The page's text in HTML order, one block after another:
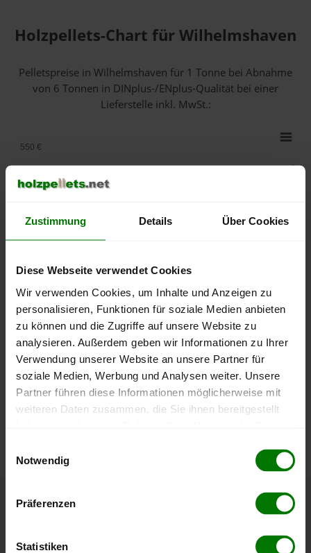
Zustimmung Details Über Cookies
Diese Webseite verwendet Cookies
Wir verwenden Cookies, um Inhalte und Anzeigen zu
personalisieren, Funktionen für soziale Medien anbieten
zu können und die Zugriffe auf unsere Website zu
analysieren. Außerdem geben wir Informationen zu Ihrer
Verwendung unserer Website an unsere Partner für
soziale Medien, Werbung und Analysen weiter. Unsere
Partner führen diese Informationen möglicherweise mit
weiteren Daten zusammen, die Sie ihnen bereitgestellt
Notwendig
Präferenzen
Statistiken
Holzpellets-Chart für Wilhelmshaven
Pelletspreise in Wilhelmshaven für 1 Tonne bei Abnahme
von 6 Tonnen in DINplus-/ENplus-Qualität bei einer
Lieferstelle inkl. MwSt.:
lose Ware Sackware
September
2025
Januar
2026
Mai
2026
250 €
300 €
350 €
400 €
500 €
550 €
Die aktuelle Preisentwicklung für Holzpellets in Deutschland
Höchst- und Tiefststände der
Pelletspreise in Wilhelmshaven